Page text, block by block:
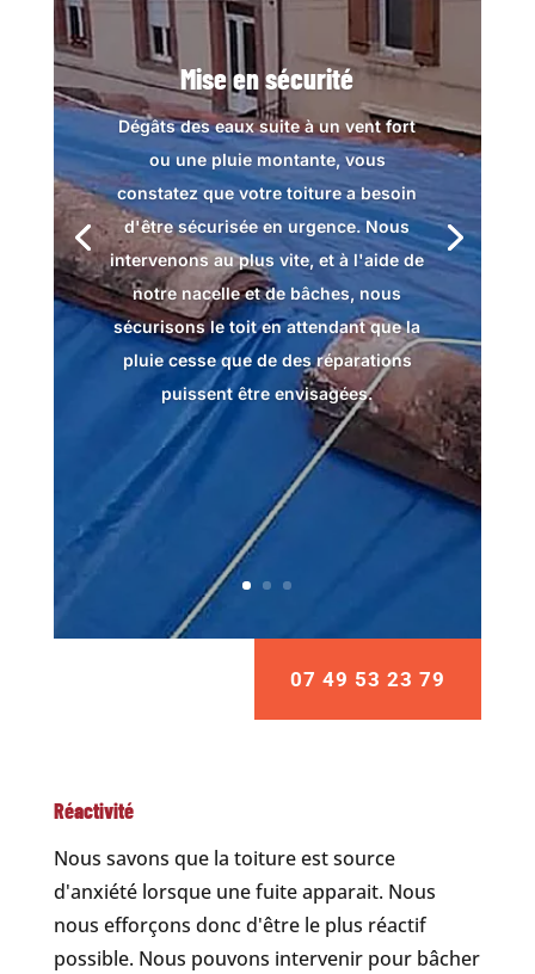
Mise en sécurité
Dégâts des eaux suite à un vent fort
ou une pluie montante, vous
constatez que votre toiture a besoin
d'être sécurisée en urgence. Nous
intervenons au plus vite, et à l'aide de
notre nacelle et de bâches, nous
sécurisons le toit en attendant que la
pluie cesse que de des réparations
puissent être envisagées.
07 49 53 23 79
Réactivité
Nous savons que la toiture est source
d'anxiété lorsque une fuite apparait. Nous
nous efforçons donc d'être le plus réactif
possible. Nous pouvons intervenir pour bâcher